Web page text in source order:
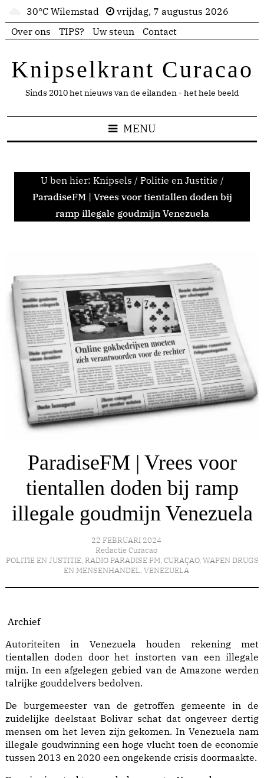
30°C Wilemstad
vrijdag, 7 augustus 2026
Over ons
TIPS? Uw steun Contact
Knipselkrant Curacao
Sinds 2010 het nieuws van de eilanden - het hele beeld
MENU
U ben hier: Knipsels / Politie en Justitie /
ParadiseFM | Vrees voor tientallen doden bij
ramp illegale goudmijn Venezuela
ParadiseFM | Vrees voor
tientallen doden bij ramp
illegale goudmijn Venezuela
22 FEBRUARI 2024
Redactie Curacao
POLITIE EN JUSTITIE, RADIO PARADISE FM, CURAÇAO, WAPEN DRUGS
EN MENSENHANDEL, VENEZUELA
Archief
Autoriteiten in Venezuela houden rekening met
tientallen doden door het instorten van een illegale
mijn. In een afgelegen gebied van de Amazone werden
talrijke gouddelvers bedolven.
De burgemeester van de getroffen gemeente in de
zuidelijke deelstaat Bolivar schat dat ongeveer dertig
mensen om het leven zijn gekomen. In Venezuela nam
illegale goudwinning een hoge vlucht toen de economie
tussen 2013 en 2020 een ongekende crisis doormaakte.